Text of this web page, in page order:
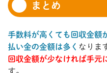
まとめ
手数料が高くても回収金額
払い金の金額は多く なりま
回収金額が少なければ手元
す。